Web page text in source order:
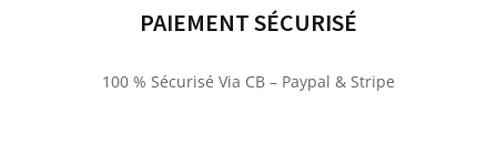
PAIEMENT SÉCURISÉ
100 % Sécurisé Via CB – Paypal & Stripe